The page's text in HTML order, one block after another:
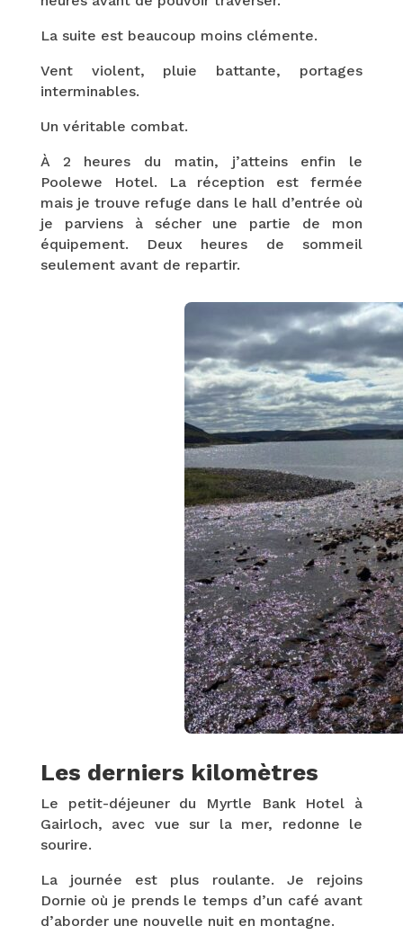
La suite est beaucoup moins clémente.
Vent violent, pluie battante, portages
interminables.
Un véritable combat.
À 2 heures du matin, j’atteins enfin le
Poolewe Hotel. La réception est fermée
mais je trouve refuge dans le hall d’entrée où
je parviens à sécher une partie de mon
équipement. Deux heures de sommeil
seulement avant de repartir.
Les derniers kilomètres
Le petit-déjeuner du Myrtle Bank Hotel à
Gairloch, avec vue sur la mer, redonne le
sourire.
La journée est plus roulante. Je rejoins
Dornie où je prends le temps d’un café avant
d’aborder une nouvelle nuit en montagne.